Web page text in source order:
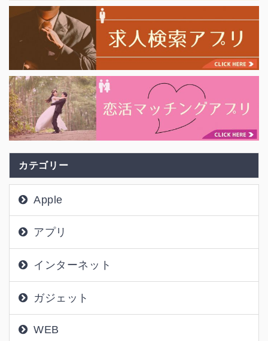
カテゴリー
Apple
アプリ
インターネット
ガジェット
WEB